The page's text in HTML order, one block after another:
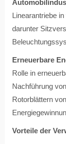
Linearantriebe
darunter
Erneuerbare
Rolle in
Nachführung
Rotorblättern
Vorteile der